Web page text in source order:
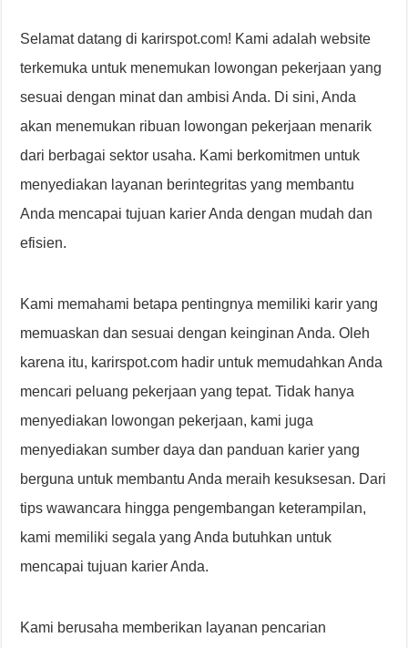
Selamat datang di karirspot.com! Kami adalah website
terkemuka untuk menemukan lowongan pekerjaan yang
sesuai dengan minat dan ambisi Anda. Di sini, Anda
akan menemukan ribuan lowongan pekerjaan menarik
dari berbagai sektor usaha. Kami berkomitmen untuk
menyediakan layanan berintegritas yang membantu
Anda mencapai tujuan karier Anda dengan mudah dan
efisien.
Kami memahami betapa pentingnya memiliki karir yang
memuaskan dan sesuai dengan keinginan Anda. Oleh
karena itu, karirspot.com hadir untuk memudahkan Anda
mencari peluang pekerjaan yang tepat. Tidak hanya
menyediakan lowongan pekerjaan, kami juga
menyediakan sumber daya dan panduan karier yang
berguna untuk membantu Anda meraih kesuksesan. Dari
tips wawancara hingga pengembangan keterampilan,
kami memiliki segala yang Anda butuhkan untuk
mencapai tujuan karier Anda.
Kami berusaha memberikan layanan pencarian